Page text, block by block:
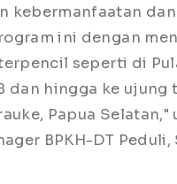
kebermanfaatan dan
ini dengan
seperti di
dan hingga ke ujung
Papua Selatan,"
BPKH-DT Peduli,